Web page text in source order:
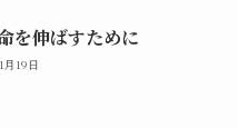
を伸ばすために
月19日